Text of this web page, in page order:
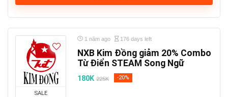
SALE
1 năm ago 176 days left
NXB Kim Đồng giảm 20% Combo
Từ Điển STEAM Song Ngữ
180K 225K -20%